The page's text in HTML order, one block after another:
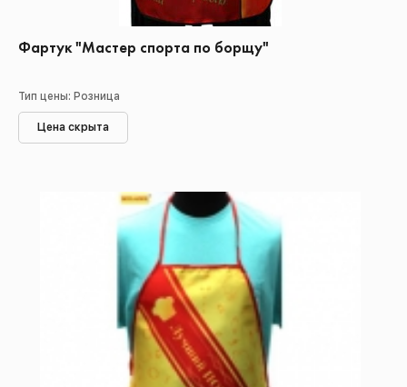
Фартук "Мастер спорта по борщу"
Тип цены: Розница
Цена скрыта